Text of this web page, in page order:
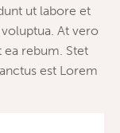
ut labore et
At vero
rebum. Stet
est Lorem